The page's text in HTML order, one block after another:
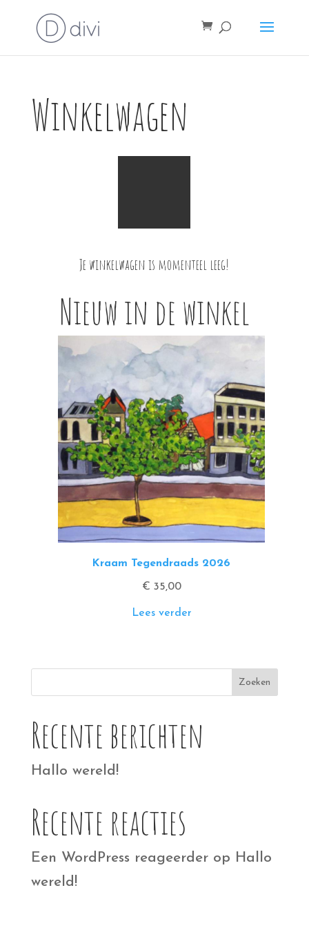
Winkelwagen
Je winkelwagen is momenteel leeg!
Nieuw in de winkel
Kraam Tegendraads 2026
€ 35,00
Lees verder
Zoeken
Recente berichten
Hallo wereld!
Recente reacties
Een WordPress reageerderop Hallo
wereld!